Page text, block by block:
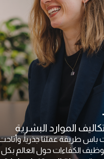
علينا مدفوعات
— بنقرتين أو ثلاث وتُنجز المهمة.